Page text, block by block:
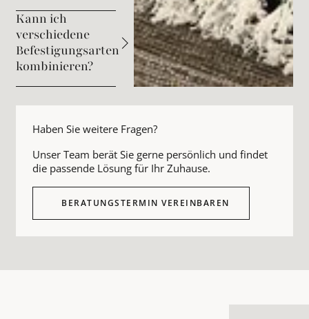
Kann ich
verschiedene
Befestigungsarten
kombinieren?
Haben Sie weitere Fragen?
Unser Team berät Sie gerne persönlich und findet
die passende Lösung für Ihr Zuhause.
BERATUNGSTERMIN VEREINBAREN